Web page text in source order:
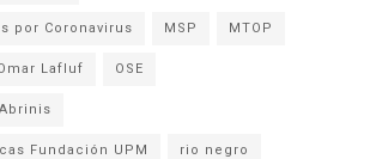
por Coronavirus MSP MTOP
Lafluf OSE
Fundación UPM rio negro